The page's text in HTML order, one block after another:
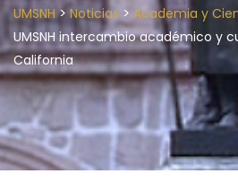
UMSNH> Noticias > Academia y
UMSNH intercambio académico y
California